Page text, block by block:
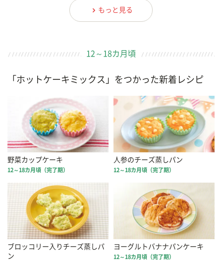
もっと見る
12～18カ月頃
「ホットケーキミックス」をつかった新着レシピ
野菜カップケーキ
12～18カ月頃（完了期）
人参のチーズ蒸しパン
12～18カ月頃（完了期）
ブロッコリー入りチーズ蒸しパ
ン
ヨーグルトバナナパンケーキ
12～18カ月頃（完了期）